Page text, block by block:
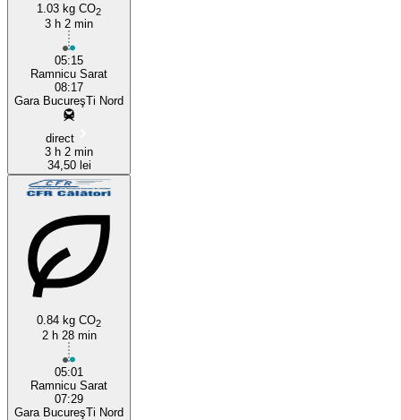
1.03 kg CO2
3 h 2 min
05:15
Ramnicu Sarat
08:17
Gara BucureşTi Nord
direct
3 h 2 min
34,50 lei
0.84 kg CO2
2 h 28 min
05:01
Ramnicu Sarat
07:29
Gara BucureşTi Nord